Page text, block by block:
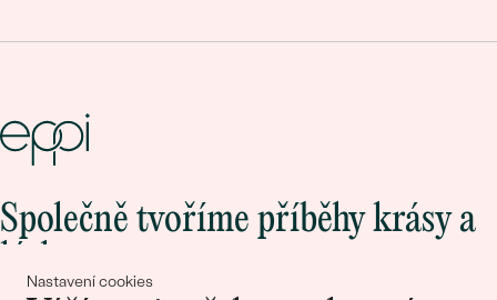
Nastavení cookies
Společně tvoříme příběhy krásy a